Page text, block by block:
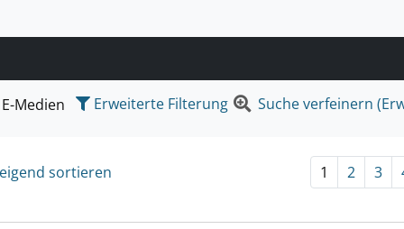
suchen wollen.
E-Medien Erweiterte Filterung Suche verfeinern
sortieren 1 2 3